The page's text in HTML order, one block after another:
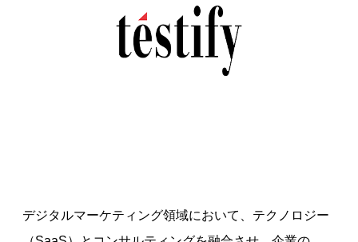
デジタルマーケティング領域において、テクノロジー